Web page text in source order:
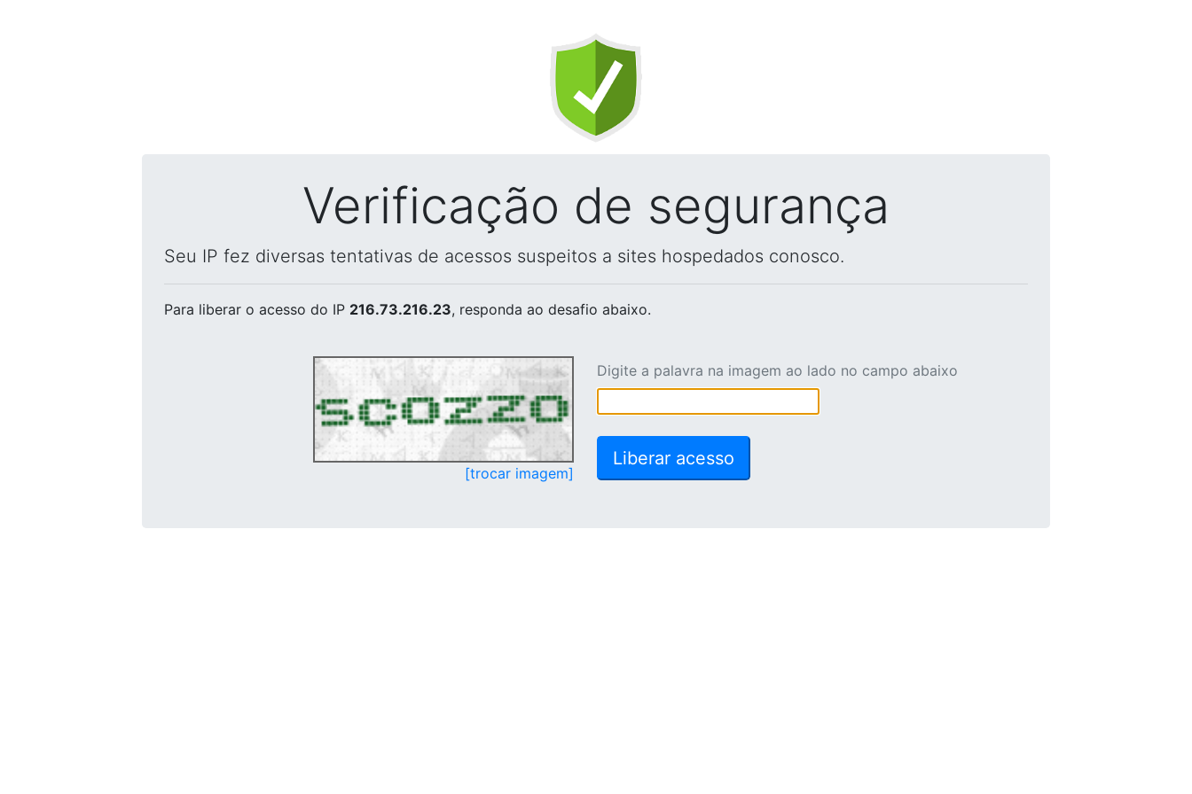
Verificação de segurança
Seu IP fez diversas tentativas de acessos suspeitos a sites hospedados conosco.
Para liberar o acesso do IP 216.73.216.23, responda ao desafio abaixo.
[trocar imagem]
Digite a palavra na imagem ao lado no campo abaixo